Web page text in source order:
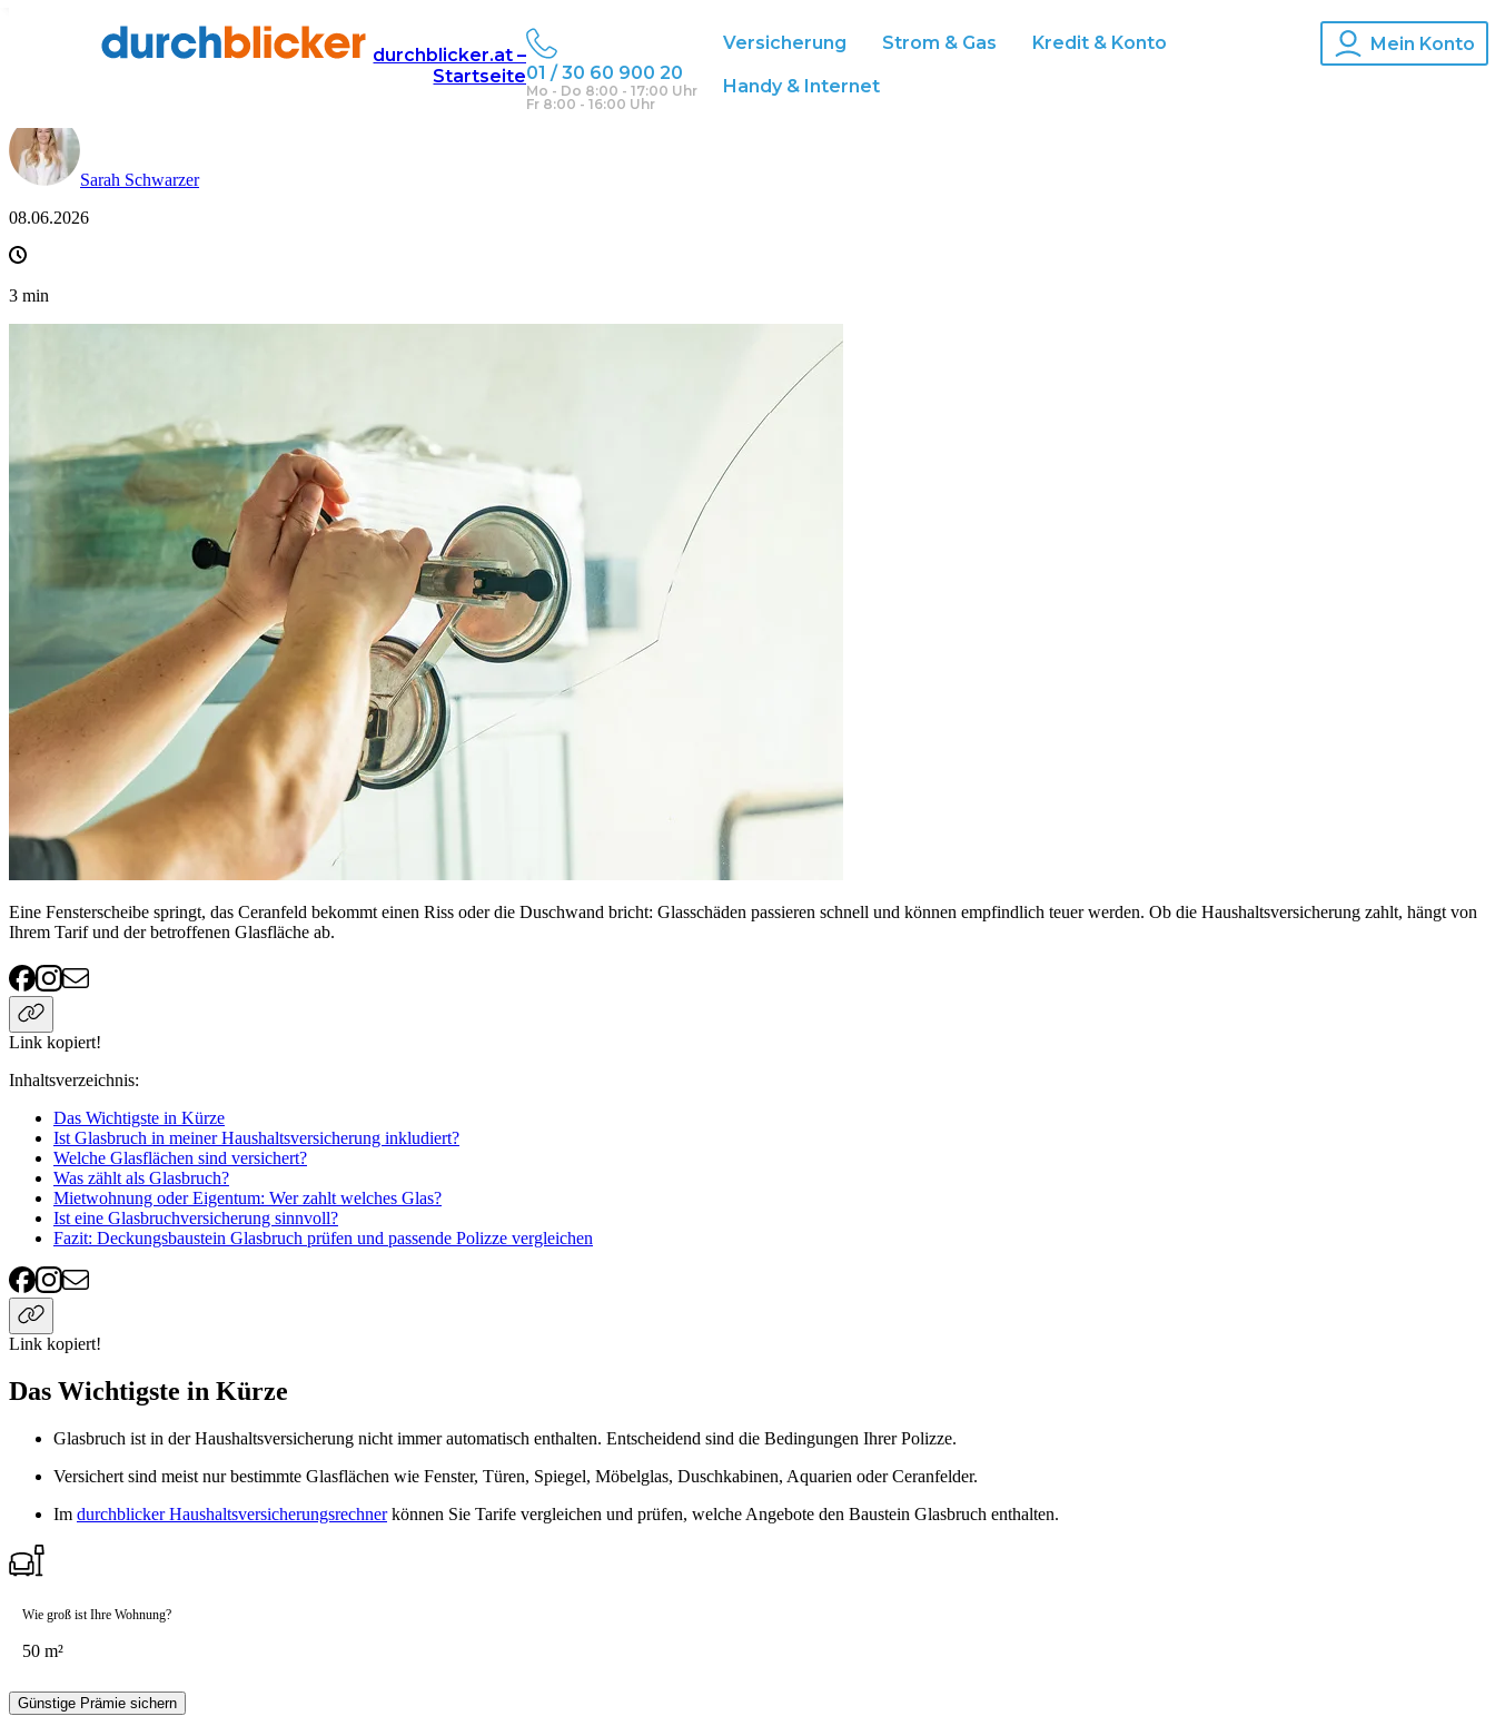
durchblicker.at –
Startseite01 / 30 60 900 20
Mo - Do 8:00 - 17:00 Uhr
Fr 8:00 - 16:00 Uhr
Versicherung Strom & Gas Kredit & Konto
Handy & Internet
Mein Konto
Versicherung haushaltsversicherung
Zahlt die Haushaltsversicherung bei Glasbruch?
Sarah Schwarzer
08.06.2026
3 min
Eine Fensterscheibe springt, das Ceranfeld bekommt einen Riss oder die Duschwand bricht: Glasschäden passieren schnell und können empfindlich teuer werden. Ob die Haushaltsversicherung zahlt, hängt von
Ihrem Tarif und der betroffenen Glasfläche ab.
Link kopiert!
Inhaltsverzeichnis:
Das Wichtigste in Kürze
Ist Glasbruch in meiner Haushaltsversicherung inkludiert?
Welche Glasflächen sind versichert?
Was zählt als Glasbruch?
Mietwohnung oder Eigentum: Wer zahlt welches Glas?
Ist eine Glasbruchversicherung sinnvoll?
Fazit: Deckungsbaustein Glasbruch prüfen und passende Polizze vergleichen
Link kopiert!
Das Wichtigste in Kürze
Glasbruch ist in der Haushaltsversicherung nicht immer automatisch enthalten. Entscheidend sind die Bedingungen Ihrer Polizze.
Versichert sind meist nur bestimmte Glasflächen wie Fenster, Türen, Spiegel, Möbelglas, Duschkabinen, Aquarien oder Ceranfelder.
Im durchblicker Haushaltsversicherungsrechnerkönnen Sie Tarife vergleichen und prüfen, welche Angebote den Baustein Glasbruch enthalten.
Wie groß ist Ihre Wohnung?
Günstige Prämie sichern